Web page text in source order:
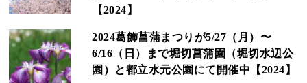
【2024】
2024葛飾菖蒲まつりが5/27（月）〜
6/16（日）まで堀切菖蒲園（堀切水辺公
園）と都立水元公園にて開催中【2024】